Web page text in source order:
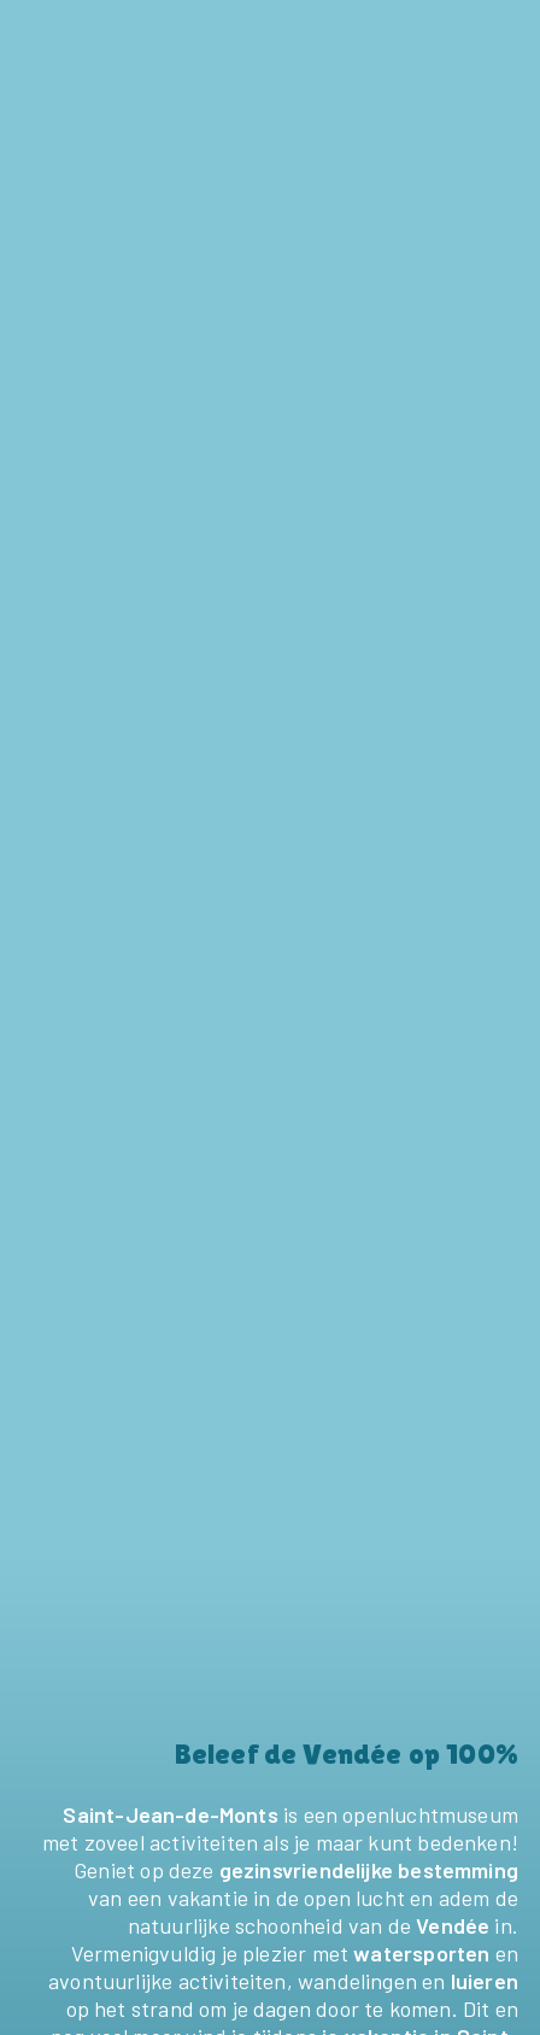
Beleef de Vendée op 100%
Saint-Jean-de-Monts is een openluchtmuseum
met zoveel activiteiten als je maar kunt bedenken!
Geniet op deze gezinsvriendelijke bestemming
van een vakantie in de open lucht en adem de
natuurlijke schoonheid van deVendée in.
Vermenigvuldig je plezier metwatersporten en
avontuurlijke activiteiten, wandelingen en luieren
op het strand om je dagen door te komen. Dit en